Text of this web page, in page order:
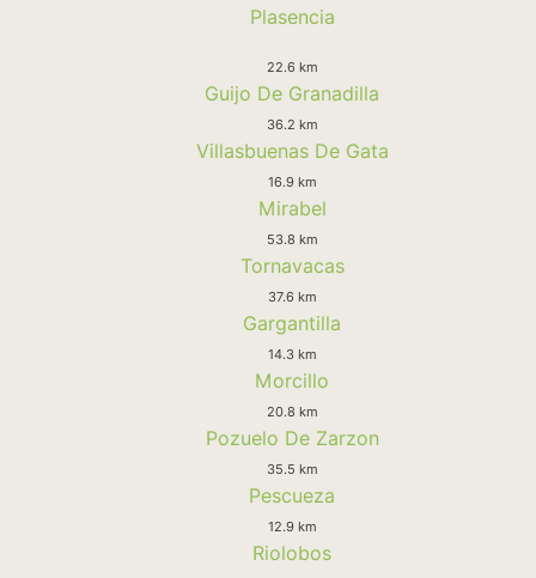
Plasencia
22.6 km
Guijo De Granadilla
36.2 km
Villasbuenas De Gata
16.9 km
Mirabel
53.8 km
Tornavacas
37.6 km
Gargantilla
14.3 km
Morcillo
20.8 km
Pozuelo De Zarzon
35.5 km
Pescueza
12.9 km
Riolobos